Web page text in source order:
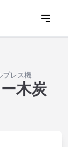
プレス機
木炭